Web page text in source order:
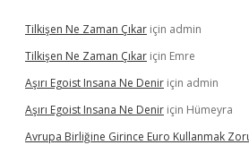
Tilkişen Ne Zaman Çıkar için admin
Tilkişen Ne Zaman Çıkar için Emre
Aşırı Egoist Insana Ne Denir için admin
Aşırı Egoist Insana Ne Denir için Hümeyra
Avrupa Birliğine Girince Euro Kullanmak